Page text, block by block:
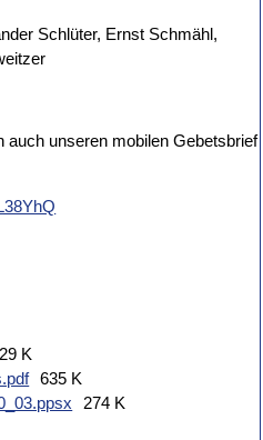
Schlüter, Ernst Schmähl,
auch unseren mobilen Gebetsbrief
K
635 K
274 K